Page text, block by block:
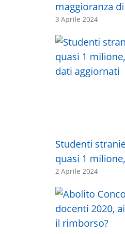
maggioranza
3 Aprile 2024
Studenti
quasi 1
2 Aprile 2024